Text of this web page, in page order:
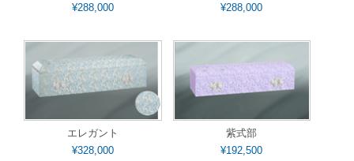
¥288,000
¥288,000
エレガント
¥328,000
紫式部
¥192,500